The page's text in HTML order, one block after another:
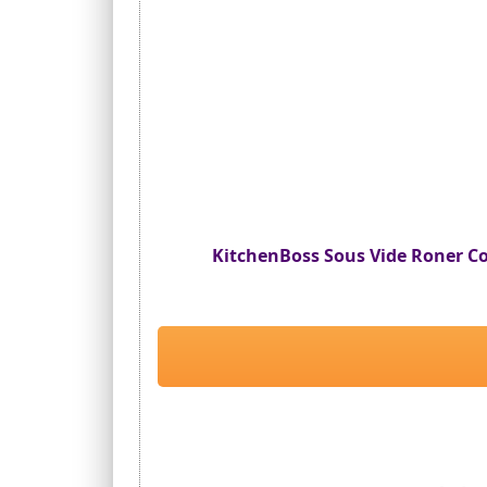
KitchenBoss Sous Vide Roner